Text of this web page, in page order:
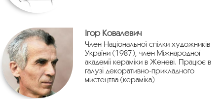
Ігор Ковалевич
Член Національної спілки художників
України (1987), член Міжнародної
академії кераміки в Женеві. Працює в
галузі декоративно-прикладного
мистецтва (кераміка)